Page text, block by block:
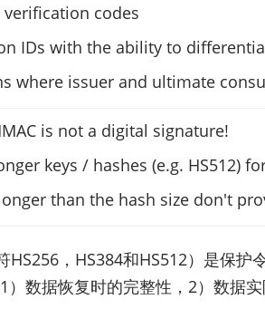
verification codes
IDs with the ability to
where issuer and ultimate
is not a digital signature!
keys / hashes (e.g. HS512)
than the hash size don't
HS256，HS384和HS512）是保
数据恢复时的完整性，2）数据实